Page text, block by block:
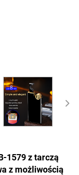
1579 z tarczą
z możliwością